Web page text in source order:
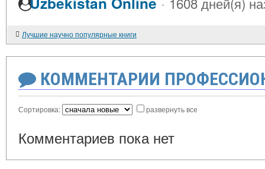
Лучшие научно популярные книги
КОММЕНТАРИИ
Сортировка: развернуть все
Комментариев пока нет